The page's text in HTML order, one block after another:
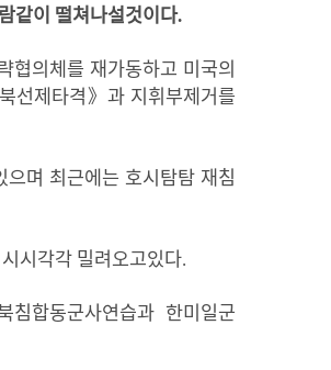
같이 떨쳐나설것이다.
협의체를 재가동하고 미국의
선제타격 》 과 지휘부제거를
으며 최근에는 호시탐탐 재침
시시각각 밀려오고있다.
침합동군사연습과한미일군